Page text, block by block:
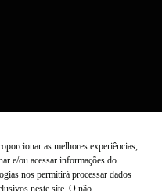
as melhores experiências,
e/ou acessar informações do
nos permitirá processar dados
neste site. O não